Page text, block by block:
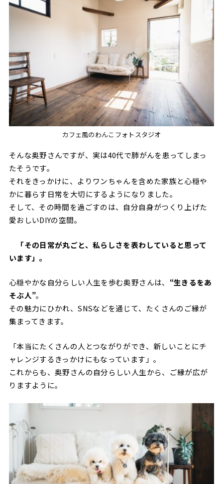
カフェ風のわんこフォトスタジオ
そんな奥野さんですが、実は40代で肺がんを患ってしまっ
たそうです。
それをきっかけに、よりワンちゃんを含めた家族と心穏や
かに暮らす日常を大切にするようになりました。
そして、その時間を過ごすのは、自分自身がつくり上げた
愛おしいDIYの空間。
「その日常が丸ごと、私らしさを表わしていると思って
います」。
心穏やかな自分らしい人生を歩む奥野さんは、 “生きるをあ
そぶ人”。
その魅力にひかれ、SNSなどを通じて、たくさんのご縁が
集まってきます。
「本当にたくさんの人とつながりができ、新しいことにチ
ャレンジするきっかけにもなっています」。
これからも、奥野さんの自分らしい人生から、ご縁が広が
りますように。